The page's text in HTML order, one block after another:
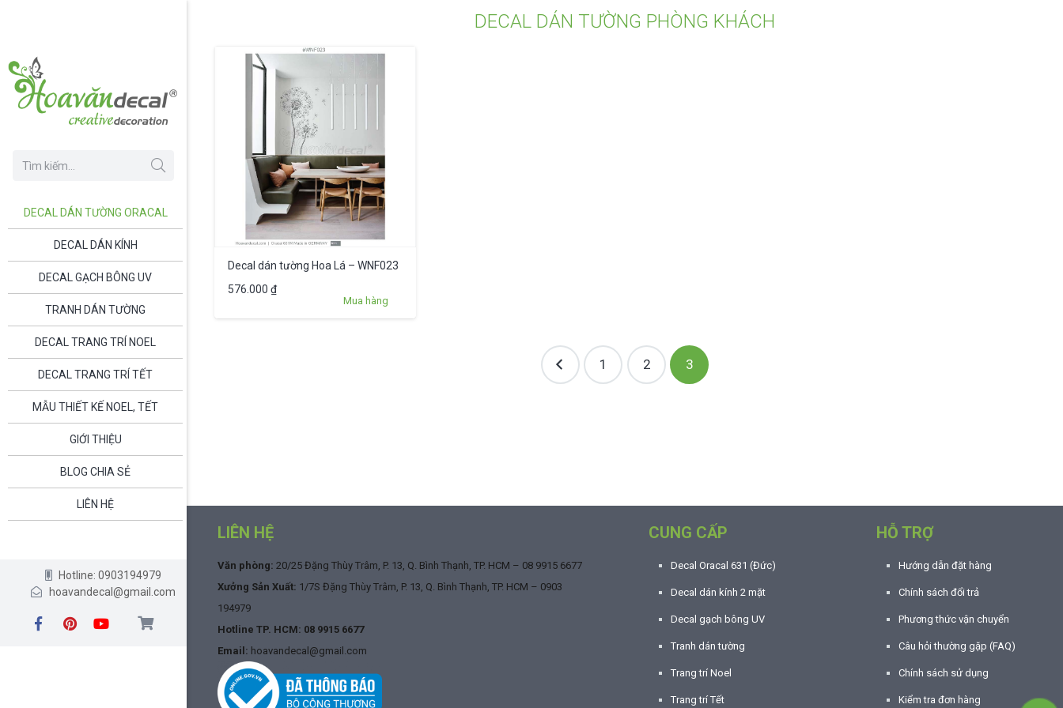
DECAL DÁN TƯỜNG ORACAL
DECAL DÁN KÍNH
DECAL GẠCH BÔNG UV
TRANH DÁN TƯỜNG
DECAL TRANG TRÍ NOEL
DECAL TRANG TRÍ TẾT
MẪU THIẾT KẾ NOEL, TẾT
GIỚI THIỆU
BLOG CHIA SẺ
LIÊN HỆ
Hotline: 0903194979
hoavandecal@gmail.com
DECAL DÁN TƯỜNG PHÒNG KHÁCH
Decal dán tường Hoa Lá – WNF023
576.000 ₫
Mua hàng
1 2 3
LIÊN HỆ
Văn phòng: 20/25 Đặng Thùy Trâm, P. 13, Q. Bình Thạnh, TP. HCM – 08 9915 6677
Xưởng Sản Xuất: 1/7S Đặng Thùy Trâm, P. 13, Q. Bình Thạnh, TP. HCM – 0903
194979
Hotline TP. HCM: 08 9915 6677
Email: hoavandecal@gmail.com
CUNG CẤP
Decal Oracal 631 (Đức)
Decal dán kính 2 mặt
Decal gạch bông UV
Tranh dán tường
Trang trí Noel
Trang trí Tết
HỖ TRỢ
Hướng dẫn đặt hàng
Chính sách đổi trả
Phương thức vận chuyển
Câu hỏi thường gặp (FAQ)
Chính sách sử dụng
Kiểm tra đơn hàng